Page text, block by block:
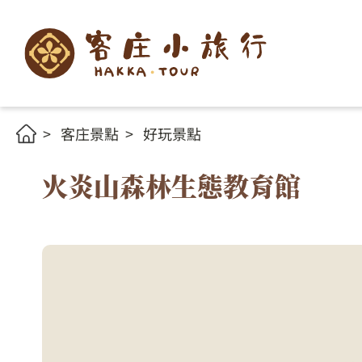
客庄景點 好玩景點
火炎山森林生態教育館